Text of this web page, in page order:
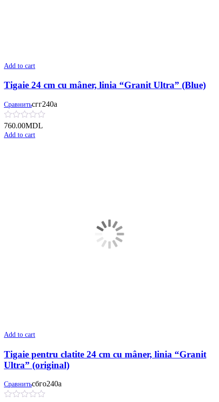
Add to cart
Tigaie 24 cm cu mâner, linia “Granit Ultra” (Blue)
Сравнитьсгг240а
760.00MDL
Add to cart
Add to cart
Tigaie pentru clatite 24 cm cu mâner, linia “Granit
Ultra” (original)
Сравнитьсбго240а